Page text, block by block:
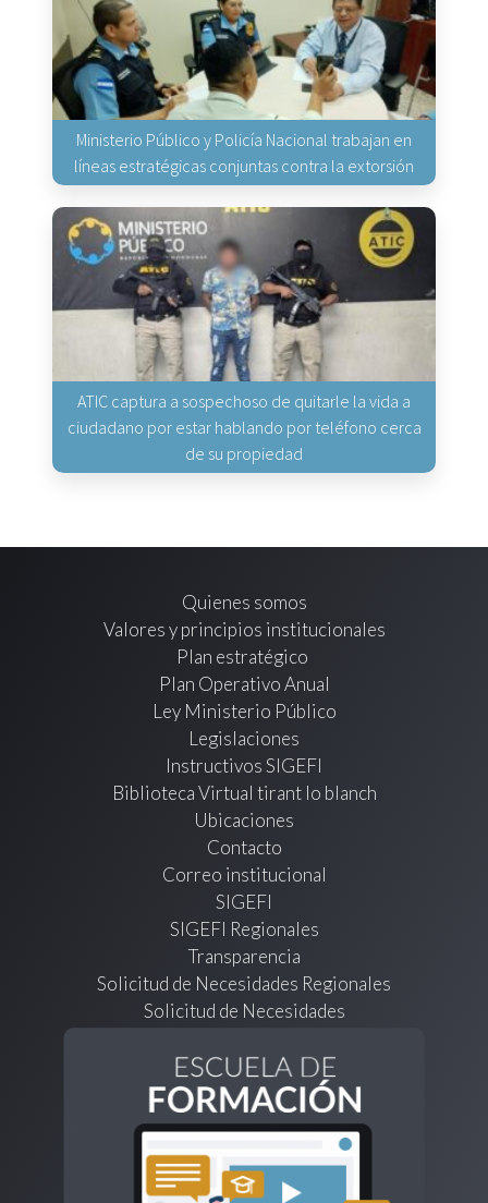
Ministerio Público y Policía Nacional trabajan en
líneas estratégicas conjuntas contra la extorsión
ATIC captura a sospechoso de quitarle la vida a
ciudadano por estar hablando por teléfono cerca
de su propiedad
Quienes somos
Valores y principios institucionales
Plan estratégico
Plan Operativo Anual
Ley Ministerio Público
Legislaciones
Instructivos SIGEFI
Biblioteca Virtual tirant lo blanch
Ubicaciones
Contacto
Correo institucional
SIGEFI
SIGEFI Regionales
Transparencia
Solicitud de Necesidades Regionales
Solicitud de Necesidades